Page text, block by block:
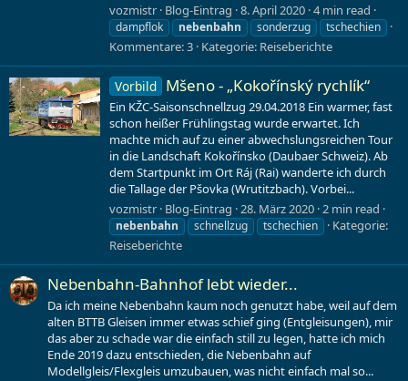
vozmistr Blog-Eintrag 8. April 2020 4 min read
dampflok nebenbahn sonderzug tschechien
Kommentare: 3 Kategorie: Reiseberichte
Vorbild Mšeno - „Kokořínský rychlík“
Ein KŽC-Saisonschnellzug 29.04.2018 Ein warmer, fast
schon heißer Frühlingstag wurde erwartet. Ich
machte mich auf zu einer abwechslungsreichen Tour
in die Landschaft Kokořínsko (Daubaer Schweiz). Ab
dem Startpunkt im Ort Ráj (Rai) wanderte ich durch
die Tallage der Pšovka (Wrutitzbach). Vorbei...
vozmistr Blog-Eintrag 28. März 2020 2 min read
nebenbahn schnellzug tschechien
Kategorie:
Reiseberichte
Nebenbahn-Bahnhof lebt wieder...
Da ich meine Nebenbahn kaum noch genutzt habe, weil auf dem
alten BTTB Gleisen immer etwas schief ging (Entgleisungen), mir
das aber zu schade war die einfach still zu legen, hatte ich mich
Ende 2019 dazu entschieden, die Nebenbahn auf
Modellgleis/Flexgleis umzubauen, was nicht einfach mal so...